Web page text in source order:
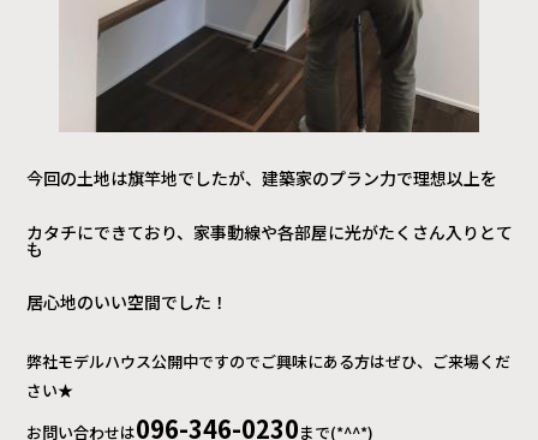
今回の土地は旗竿地でしたが、建築家のプラン力で理想以上を
カタチにできており、家事動線や各部屋に光がたくさん入りとて
も
居心地のいい空間でした！
弊社モデルハウス公開中ですのでご興味にある方はぜひ、ご来場くだ
さい★
お問い合わせは096-346-0230まで(*^^*)